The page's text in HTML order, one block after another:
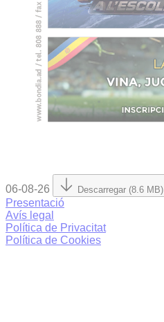
06-08-26 Descarregar (8.6 MB)
Presentació
Avís legal
Política de Privacitat
Política de Cookies